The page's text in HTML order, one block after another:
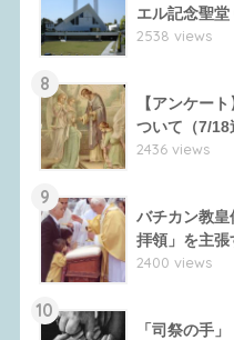
エル記念聖
2538 views
8
【アンケー
ついて（7/18
2436 views
9
バチカン教
拝領」を主張
2400 views
10
「司祭の手